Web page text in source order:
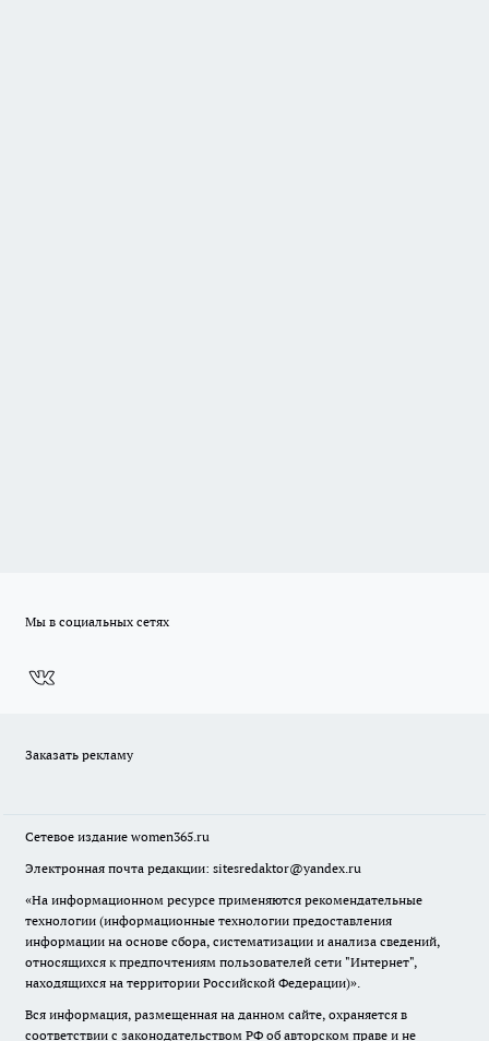
Мы в социальных сетях
Заказать рекламу
Сетевое издание women365.ru
Электронная почта редакции: sitesredaktor@yandex.ru
«На информационном ресурсе применяются рекомендательные
технологии (информационные технологии предоставления
информации на основе сбора, систематизации и анализа сведений,
относящихся к предпочтениям пользователей сети "Интернет",
находящихся на территории Российской Федерации)».
Вся информация, размещенная на данном сайте, охраняется в
соответствии с законодательством РФ об авторском праве и не